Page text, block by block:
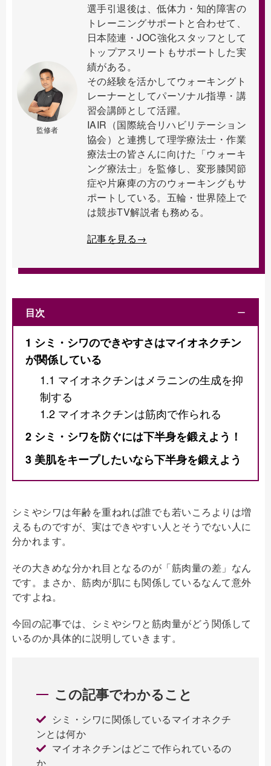
監修者
選手引退後は、低体力・知的障害の
トレーニングサポートと合わせて、
日本陸連・JOC強化スタッフとして
トップアスリートもサポートした実
績がある。
その経験を活かしてウォーキングト
レーナーとしてパーソナル指導・講
習会講師として活躍。
IAIR（国際統合リハビリテーション
協会）と連携して理学療法士・作業
療法士の皆さんに向けた「ウォーキ
ング療法士」を監修し、変形膝関節
症や片麻痺の方のウォーキングもサ
ポートしている。五輪・世界陸上で
は競歩TV解説者も務める。
記事を見る→
目次 ー
1 シミ・シワのできやすさはマイオネクチン
が関係している
1.1 マイオネクチンはメラニンの生成を抑
制する
1.2 マイオネクチンは筋肉で作られる
2 シミ・シワを防ぐには下半身を鍛えよう！
3 美肌をキープしたいなら下半身を鍛えよう
シミやシワは年齢を重ねれば誰でも若いころよりは増
えるものですが、実はできやすい人とそうでない人に
分かれます。
その大きめな分かれ目となるのが「筋肉量の差」なん
です。まさか、筋肉が肌にも関係しているなんて意外
ですよね。
今回の記事では、シミやシワと筋肉量がどう関係して
いるのか具体的に説明していきます。
この記事でわかること
シミ・シワに関係しているマイオネクチ
ンとは何か
マイオネクチンはどこで作られているの
か